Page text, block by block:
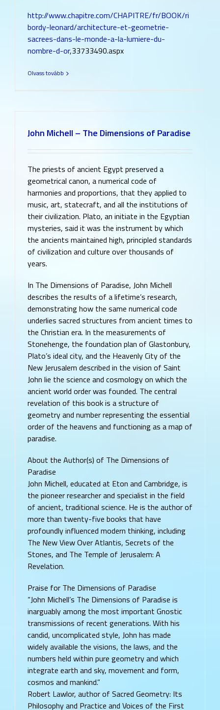
http://www.chapitre.com/CHAPITRE/fr/BOOK/ri
bordy-leonard/architecture-et-geometrie-
sacrees-dans-le-monde-a-la-lumiere-du-
nombre-d-or,33733490.aspx
Olvass tovább
John Michell – The Dimensions of Paradise
The priests of ancient Egypt preserved a
geometrical canon, a numerical code of
harmonies and proportions, that they applied to
music, art, statecraft, and all the institutions of
their civilization. Plato, an initiate in the Egyptian
mysteries, said it was the instrument by which
the ancients maintained high, principled standards
of civilization and culture over thousands of
years.
In The Dimensions of Paradise, John Michell
describes the results of a lifetime’s research,
demonstrating how the same numerical code
underlies sacred structures from ancient times to
the Christian era. In the measurements of
Stonehenge, the foundation plan of Glastonbury,
Plato’s ideal city, and the Heavenly City of the
New Jerusalem described in the vision of Saint
John lie the science and cosmology on which the
ancient world order was founded. The central
revelation of this book is a structure of
geometry and number representing the essential
order of the heavens and functioning as a map of
paradise.
About the Author(s) of The Dimensions of
Paradise
John Michell, educated at Eton and Cambridge, is
the pioneer researcher and specialist in the field
of ancient, traditional science. He is the author of
more than twenty-five books that have
profoundly influenced modern thinking, including
The New View Over Atlantis, Secrets of the
Stones, and The Temple of Jerusalem: A
Revelation.
Praise for The Dimensions of Paradise
“John Michell’s The Dimensions of Paradise is
inarguably among the most important Gnostic
transmissions of recent generations. With his
candid, uncomplicated style, John has made
widely available the visions, the laws, and the
numbers held within pure geometry and which
integrate earth and sky, movement and form,
cosmos and mankind.”
Robert Lawlor, author of Sacred Geometry: Its
Philosophy and Practice and Voices of the First